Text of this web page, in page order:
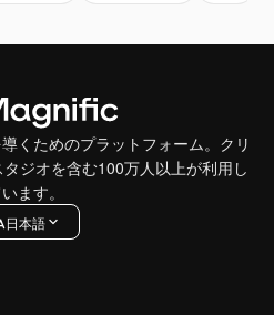
くためのプラットフォーム。クリ
ジオを含む100万人以上が利用し
ます。
日本語